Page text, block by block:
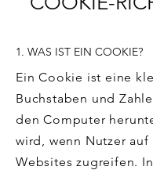
1. WAS IST EIN COOKIE?
Ein Cookie ist eine
Buchstaben und
den Computer
wird, wenn Nutzer
Websites zugreifen.